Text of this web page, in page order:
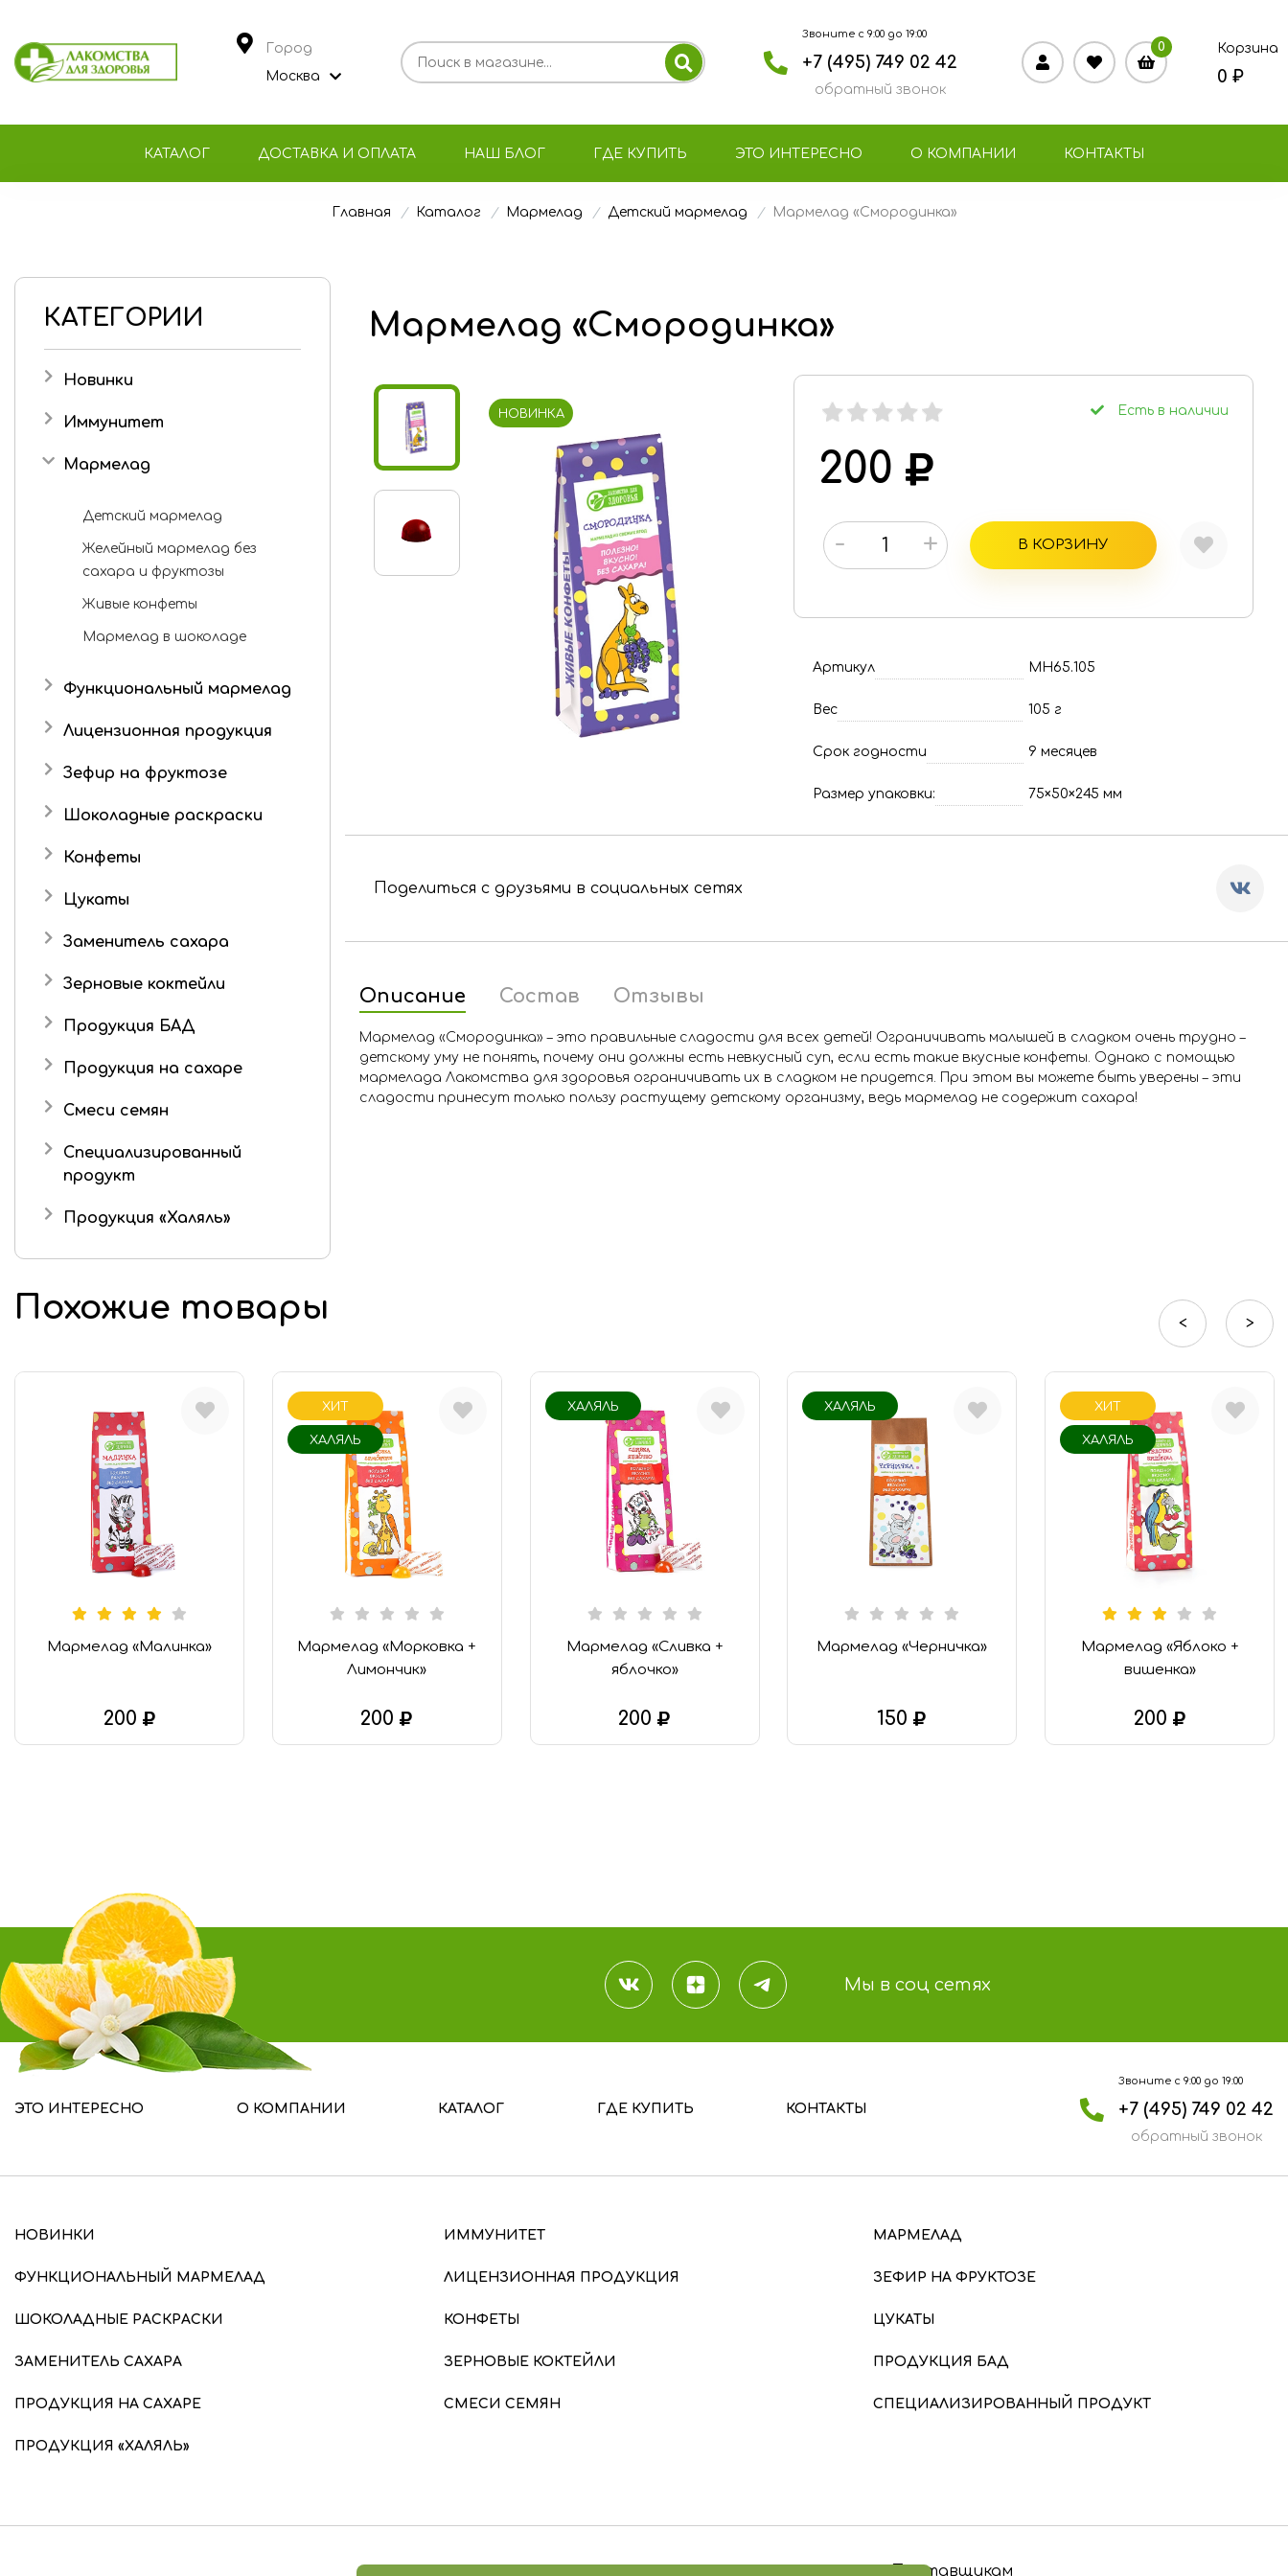
Город
Москва
Звоните с 9:00 до 19:00
+7 (495) 749 02 42
обратный звонок
0 Корзина
0 ₽
КАТАЛОГ ДОСТАВКА И ОПЛАТА НАШ БЛОГ ГДЕ КУПИТЬ ЭТО ИНТЕРЕСНО О КОМПАНИИ КОНТАКТЫ
Главная Каталог Мармелад Детский мармелад Мармелад «Смородинка»
КАТЕГОРИИ
Новинки
Иммунитет
Мармелад
Детский мармелад
Желейный мармелад без
сахара и фруктозы
Живые конфеты
Мармелад в шоколаде
Функциональный мармелад
Лицензионная продукция
Три кота
Зефир на фруктозе
Шоколадные раскраски
Конфеты
Цукаты
Заменитель сахара
Зерновые коктейли
Продукция БАД
Продукция на сахаре
Смеси семян
Специализированный
продукт
Продукция «Халяль»
Финико-кунжутные конфеты
Мармелад «Смородинка»
НОВИНКА Есть в наличии
200
- + В КОРЗИНУ
Артикул МН65.105
Вес 105 г
Срок годности 9 месяцев
Размер упаковки: 75×50×245 мм
Поделиться с друзьями в социальных сетях
Описание Состав Отзывы
Мармелад «Смородинка» – это правильные сладости для всех детей! Ограничивать малышей в сладком очень трудно –
детскому уму не понять, почему они должны есть невкусный суп, если есть такие вкусные конфеты. Однако с помощью
мармелада Лакомства для здоровья ограничивать их в сладком не придется. При этом вы можете быть уверены – эти
сладости принесут только пользу растущему детскому организму, ведь мармелад не содержит сахара!
Похожие товары
Мармелад «Малинка»
200
ХИТ
ХАЛЯЛЬ
Мармелад «Морковка +
Лимончик»
200
ХАЛЯЛЬ
Мармелад «Сливка +
яблочко»
200
ХАЛЯЛЬ
Мармелад «Черничка»
150
ХИТ
ХАЛЯЛЬ
Мармелад «Яблоко +
вишенка»
200
< >
Мы в соц сетях
ЭТО ИНТЕРЕСНО О КОМПАНИИ КАТАЛОГ ГДЕ КУПИТЬ КОНТАКТЫ
Звоните с 9:00 до 19:00
+7 (495) 749 02 42
обратный звонок
НОВИНКИ ИММУНИТЕТ МАРМЕЛАД
ФУНКЦИОНАЛЬНЫЙ МАРМЕЛАД ЛИЦЕНЗИОННАЯ ПРОДУКЦИЯ ЗЕФИР НА ФРУКТОЗЕ
ШОКОЛАДНЫЕ РАСКРАСКИ КОНФЕТЫ ЦУКАТЫ
ЗАМЕНИТЕЛЬ САХАРА ЗЕРНОВЫЕ КОКТЕЙЛИ ПРОДУКЦИЯ БАД
ПРОДУКЦИЯ НА САХАРЕ СМЕСИ СЕМЯН СПЕЦИАЛИЗИРОВАННЫЙ ПРОДУКТ
ПРОДУКЦИЯ «ХАЛЯЛЬ»
Поставщикам